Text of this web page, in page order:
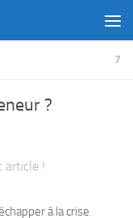
7
?
article !
à la crise